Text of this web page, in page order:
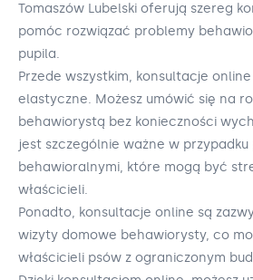
Tomaszów Lubelski oferują szereg
pomóc rozwiązać problemy
pupila.
Przede wszystkim, konsultacje
elastyczne. Możesz umówić się na
behawiorystą bez konieczności
jest szczególnie ważne w
behawioralnymi, które mogą być
właścicieli.
Ponadto, konsultacje online są
wizyty domowe behawiorysty, co
właścicieli psów z ograniczonym